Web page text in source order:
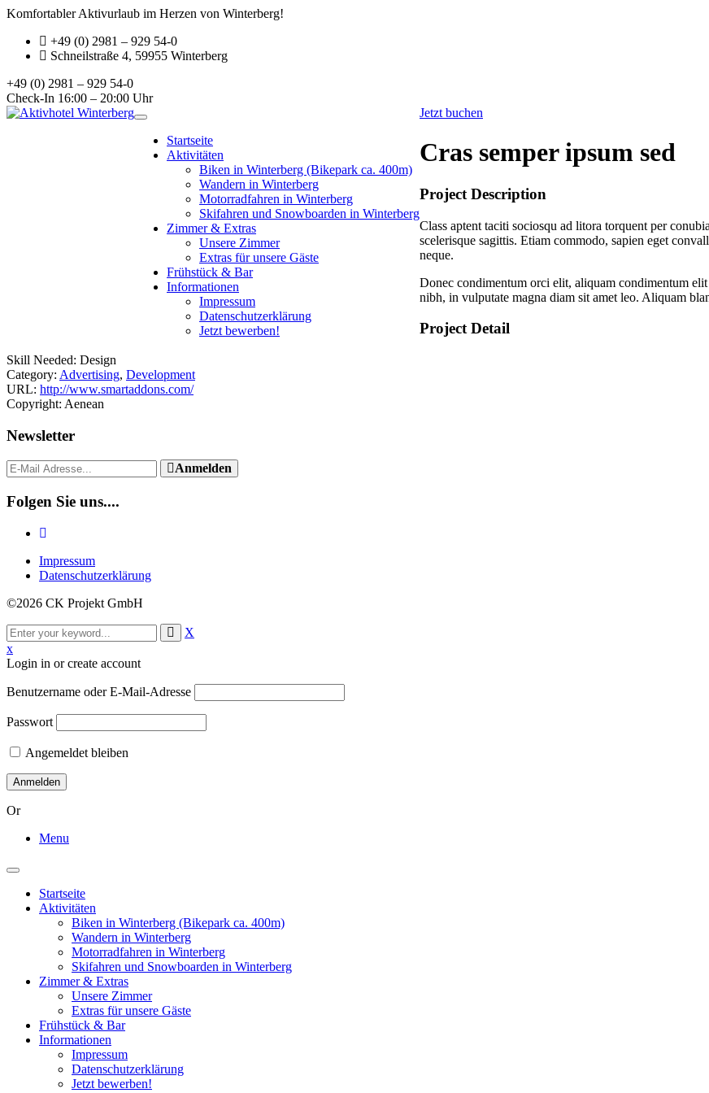
Komfortabler Aktivurlaub im Herzen von Winterberg!
+49 (0) 2981 – 929 54-0
Schneilstraße 4, 59955 Winterberg
+49 (0) 2981 – 929 54-0
Check-In 16:00 – 20:00 Uhr
Toggle
navigationStartseite
Aktivitäten
Biken in Winterberg (Bikepark ca. 400m)
Wandern in Winterberg
Motorradfahren in Winterberg
Skifahren und Snowboarden in Winterberg
Zimmer & Extras
Unsere Zimmer
Extras für unsere Gäste
Frühstück & Bar
Informationen
Impressum
Datenschutzerklärung
Jetzt bewerben!
Jetzt buchen
Cras semper ipsum sed
Project Description
Class aptent taciti sociosqu ad litora torquent per
scelerisque sagittis. Etiam commodo, sapien eget
neque.
Donec condimentum orci elit, aliquam condimentum
nibh, in vulputate magna diam sit amet leo. Aliquam
Project Detail
Skill Needed: Design
Category: Advertising, Development
URL: http://www.smartaddons.com/
Copyright: Aenean
Newsletter
Anmelden
Folgen Sie uns....
Impressum
Datenschutzerklärung
©2026 CK Projekt GmbH
X
x
Login in or create account
Benutzername oder E-Mail-Adresse
Passwort
Angemeldet bleiben
Or
Menu
Toggle
navigationStartseite
Aktivitäten
Biken in Winterberg (Bikepark ca. 400m)
Wandern in Winterberg
Motorradfahren in Winterberg
Skifahren und Snowboarden in Winterberg
Zimmer & Extras
Unsere Zimmer
Extras für unsere Gäste
Frühstück & Bar
Informationen
Impressum
Datenschutzerklärung
Jetzt bewerben!